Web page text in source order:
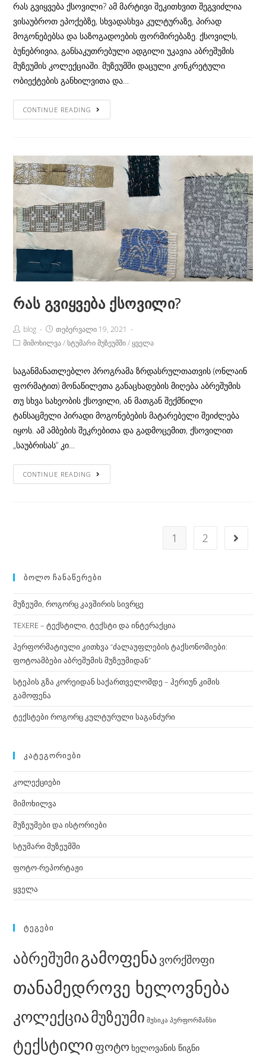
რას გვიყვება ქსოვილი? ამ მარტივი შეკითხვით შეგვიძლია
ვისაუბროთ ეპოქებზე, სხვადასხვა კულტურაზე, პირად
მოგონებებსა და საზოგადოების ფორმირებაზე. ქსოვილს,
ბუნებრივია, განსაკუთრებული ადგილი უკავია აბრეშუმის
მუზეუმის კოლექციაში. მუზეუმში დაცული კონკრეტული
ობიექტების განხილვითა და…
CONTINUE READING
გვიყვება
რას გვიყვება ქსოვილი?
Post
Author:
blog
Post
published:
თებერვალი 19, 2021
Postმიმოხილვა / სტუმარი მუზეუმში / ყველა
საგანმანათლებლო პროგრამა ზრდასრულთათვის (ონლაინ
ფორმატით) მონაწილეთა განაცხადების მიღება აბრეშუმის
თუ სხვა სახეობის ქსოვილი, ან მათგან შექმნილი
ტანსაცმელი პირადი მოგონებების მატარებელი შეიძლება
იყოს. ამ ამბების შეკრებითა და გადმოცემით, ქსოვილით
„საუბრისას“ კი…
CONTINUE READING
გვიყვება
1 2 Go to
ᲑᲝᲚᲝ ᲩᲐᲜᲐᲬᲔᲠᲔᲑᲘ
მუზეუმი, როგორც კავშირის სივრცე
TEXERE – ტექსტილი, ტექსტი და ინტერაქცია
პერფორმატიული კითხვა “ძალაუფლების ტაქსონომიები:
ფოტოამბები აბრეშუმის მუზეუმიდან”
სტეპის გზა კორეიდან საქართველომდე – ჰერიუნ კიმის
გამოფენა
ტექსტები როგორც კულტურული საგანძური
ᲙᲐᲢᲔᲒᲝᲠᲘᲔᲑᲘ
კოლექციები
მიმოხილვა
მუზეუმები და ისტორიები
სტუმარი მუზეუმში
ფოტო-რეპორტაჟი
ყველა
ᲢᲔᲒᲔᲑᲘ
აბრეშუმიგამოფენა ვორქშოფი
თანამედროვე ხელოვნება
კოლექციამუზეუმი მუსიკა პერფორმანსი
ტექსტილიფოტო ხელოვანის წიგნი